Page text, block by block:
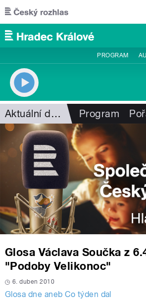
Přejít k hlavnímu obsahu
PROGRAM
Aktuální dění Program
Glosa Václava Součka z
"Podoby Velikonoc"
6. duben 2010
Glosa dne aneb Co týden dal